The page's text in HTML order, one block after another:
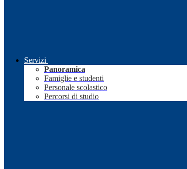
Servizi
Panoramica
Famiglie e studenti
Personale scolastico
Percorsi di studio